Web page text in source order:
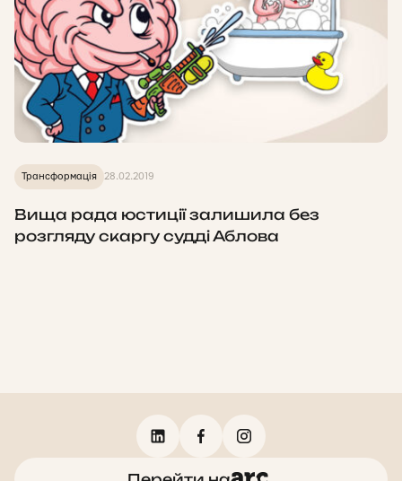
Трансформація 28.02.2019
Вища рада юстиції залишила без
розгляду скаргу судді Аблова